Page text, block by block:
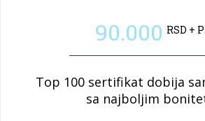
90.000 RSD +
Top 100 sertifikat dobija
sa najboljim